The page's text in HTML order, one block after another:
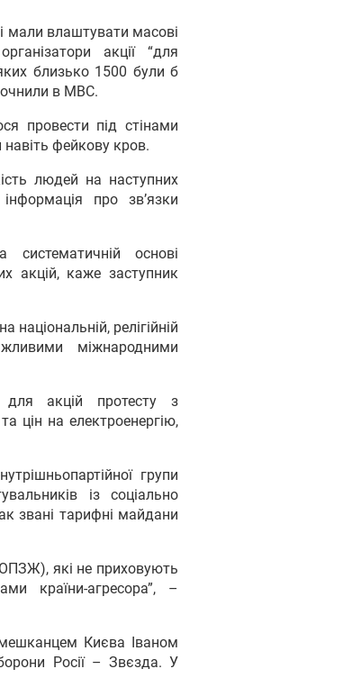
мали влаштувати масові
акції “для
яких близько 1500 були б
в МВС.
провести під стінами
навіть фейкову кров.
людей на наступних
про зв’язки
основі
акцій, каже заступник
національній, релігійній
міжнародними
для акцій протесту з
цін на електроенергію,
групи
із соціально
звані тарифні майдани
які не приховують
країни-агресора”, –
мешканцем Києва Іваном
Росії – Звєзда. У